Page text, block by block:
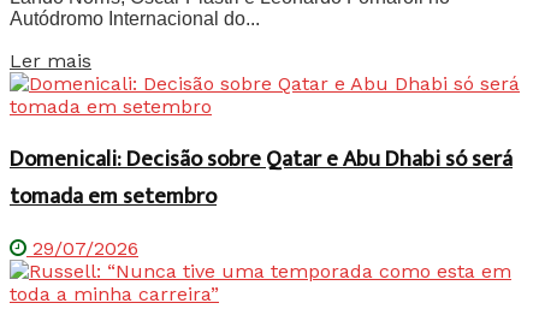
Autódromo Internacional do...
Ler mais
Domenicali: Decisão sobre Qatar e Abu Dhabi só será
tomada em setembro
29/07/2026